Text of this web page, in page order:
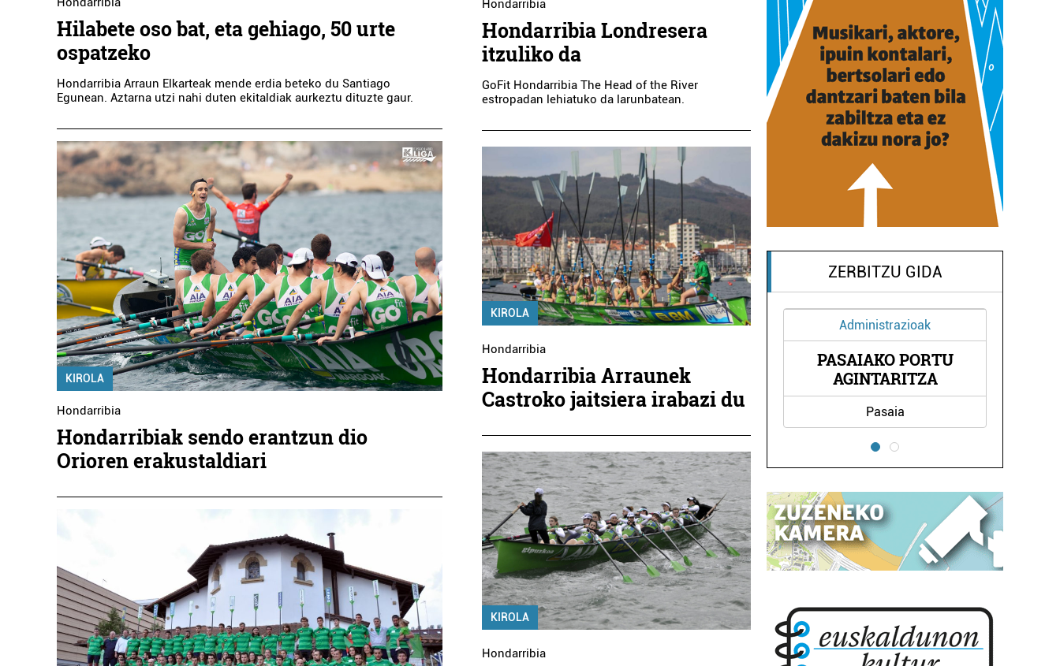
Hilabete oso bat, eta gehiago, 50 urte
ospatzeko
Hondarribia Arraun Elkarteak mende erdia beteko du Santiago
Egunean. Aztarna utzi nahi duten ekitaldiak aurkeztu dituzte gaur.
KIROLA
Hondarribia
Hondarribiak sendo erantzun dio
Orioren erakustaldiari
Hondarribia
Hondarribia Londresera
itzuliko da
GoFit Hondarribia The Head of the River
estropadan lehiatuko da larunbatean.
KIROLA
Hondarribia
Hondarribia Arraunek
Castroko jaitsiera irabazi du
KIROLA
Hondarribia
ZERBITZU GIDA
Administrazioak
PASAIAKO PORTU
AGINTARITZA
Kirol elkarteak
TXINGUDI RUGBY CLUB
Administrazioak
AGINTARITZA
Pasaia
Kirol elkarteak
TXINGUDI RUGBY CLUB